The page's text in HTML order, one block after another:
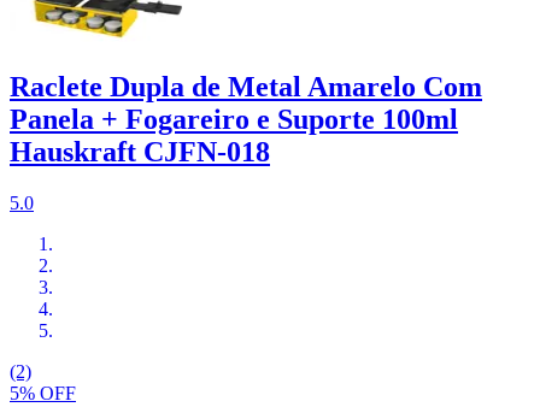
Raclete Dupla de Metal Amarelo Com
Panela + Fogareiro e Suporte 100ml
Hauskraft CJFN-018
5.0
(2)
5% OFF